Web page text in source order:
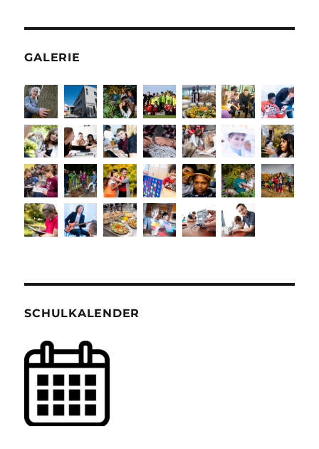
GALERIE
SCHULKALENDER